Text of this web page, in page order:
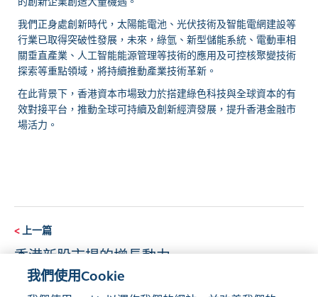
我們正身處創新時代，太陽能電池、光伏技術及智能電網建設等
行業已取得突破性發展，未來，綠氫、新型儲能系統、電動車相
關垂直產業、人工智能能源管理等技術的應用及可控核聚變技術
探索等重點領域，將持續推動產業技術革新。
在此背景下，香港資本市場致力於搭建綠色科技與全球資本的有
效對接平台，推動全球可持續及創新經濟發展，提升香港金融市
場活力。
<上一篇
香港新股市場的增長動力
我們使用Cookie